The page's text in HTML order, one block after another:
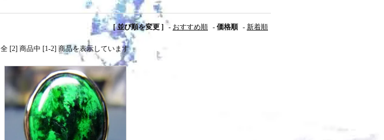
[ 並び順を変更 ] - おすすめ順 - 価格順 - 新着順
全 [2] 商品中 [1-2] 商品を表示しています